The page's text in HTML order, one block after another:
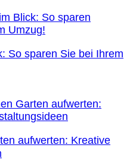
So sparen Sie bei Ihrem
aufwerten: Kreative